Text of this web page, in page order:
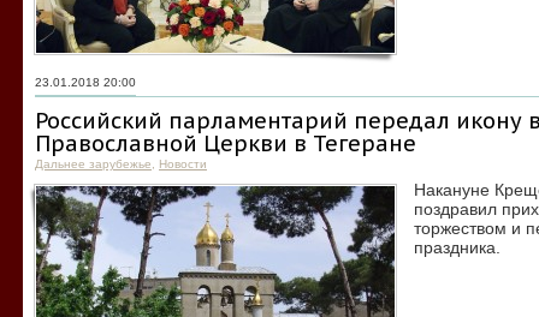
23.01.2018 20:00
Российский парламентарий передал икону
Православной Церкви в Тегеране
Дальнее зарубежье Новости
Накануне
поздравил
торжеством и
праздника.